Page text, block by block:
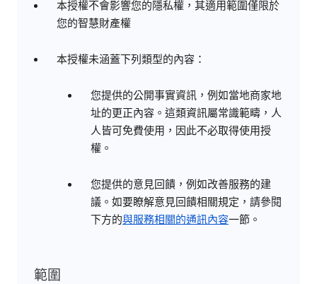
本授權不會影響您的隱私權，其適用範圍僅限於
您的智慧財產權
本授權未涵蓋下列類型的內容：
您提供的公開事實資訊，例如當地商家地
址的更正內容。這類資訊屬常識範疇，人
人皆可免費使用，因此不必取得使用授
權。
您提供的意見回饋，例如改善服務的建
議。如要瞭解意見回饋相關規定，請參閱
下方的與服務相關的通訊內容一節。
範圍